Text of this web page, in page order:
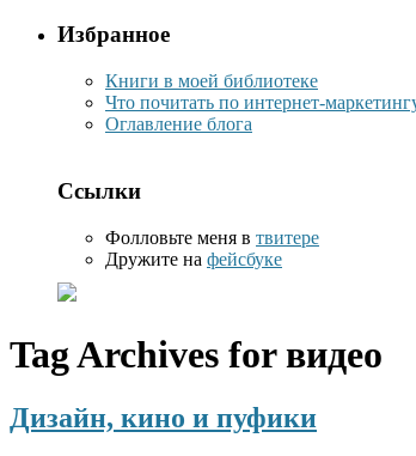
Избранное
Книги в моей библиотеке
Что почитать по интернет-
Оглавление блога
Ссылки
Фолловьте меня в твитере
Дружите на фейсбуке
Tag Archives forвидео
Дизайн, кино и пуфики